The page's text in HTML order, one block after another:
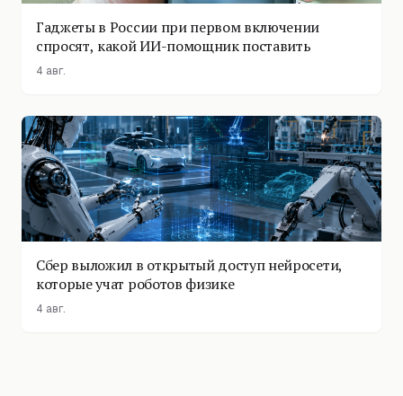
Гаджеты в России при первом включении
спросят, какой ИИ-помощник поставить
4 авг.
Сбер выложил в открытый доступ нейросети,
которые учат роботов физике
4 авг.